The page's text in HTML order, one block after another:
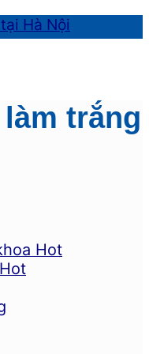
làm trắng